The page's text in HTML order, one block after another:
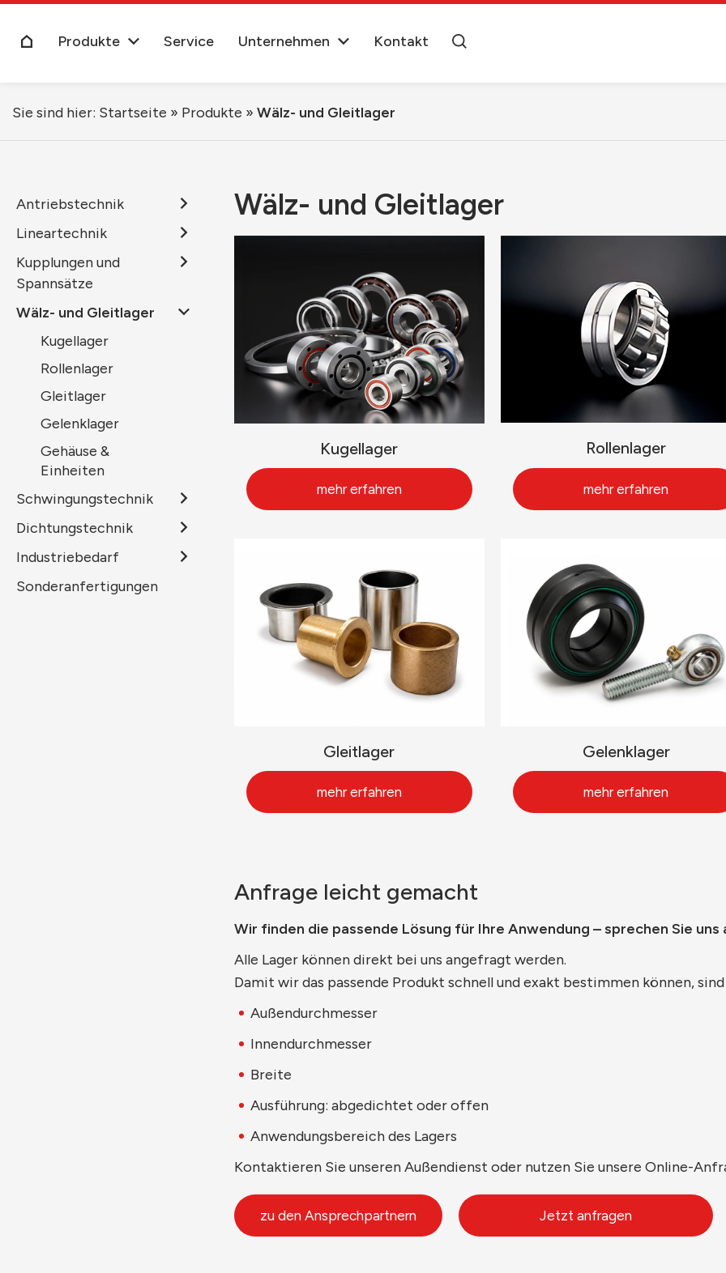
Produkte Service Unternehmen Kontakt
Sie sind hier: Startseite » Produkte » Wälz- und Gleitlager
Antriebstechnik
Lineartechnik
Kupplungen und
Spannsätze
Wälz- und Gleitlager
Kugellager
Rollenlager
Gleitlager
Gelenklager
Gehäuse &
Einheiten
Schwingungstechnik
Dichtungstechnik
Industriebedarf
Sonderanfertigungen
Wälz- und Gleitlager
Kugellager
mehr erfahren
Rollenlager
mehr erfahren
Gleitlager
mehr erfahren
Gelenklager
mehr erfahren
Anfrage leicht gemacht
Wir finden die passende Lösung für Ihre Anwendung – sprechen Sie uns
Alle Lager können direkt bei uns angefragt werden.
Damit wir das passende Produkt schnell und exakt bestimmen können,
Außendurchmesser
Innendurchmesser
Breite
Ausführung: abgedichtet oder offen
Anwendungsbereich des Lagers
Kontaktieren Sie unseren Außendienst oder nutzen Sie unsere Online-
zu den Ansprechpartnern Jetzt anfragen